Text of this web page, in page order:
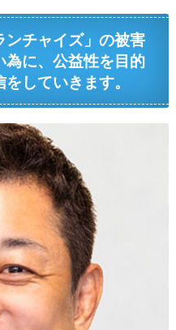
ンチャイズ」の被害
為に、公益性を目的
していきます。